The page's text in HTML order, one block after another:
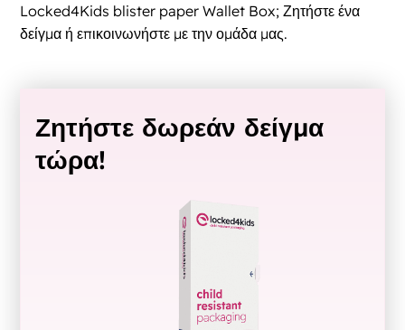
Locked4Kids blister paper Wallet Box; Ζητήστε ένα
δείγμα ή επικοινωνήστε με την ομάδα μας.
Ζητήστε δωρεάν δείγμα
τώρα!